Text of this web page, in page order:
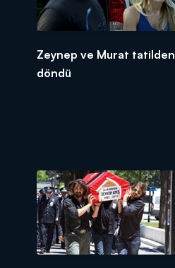
Zeynep ve Murat tatilden
döndü